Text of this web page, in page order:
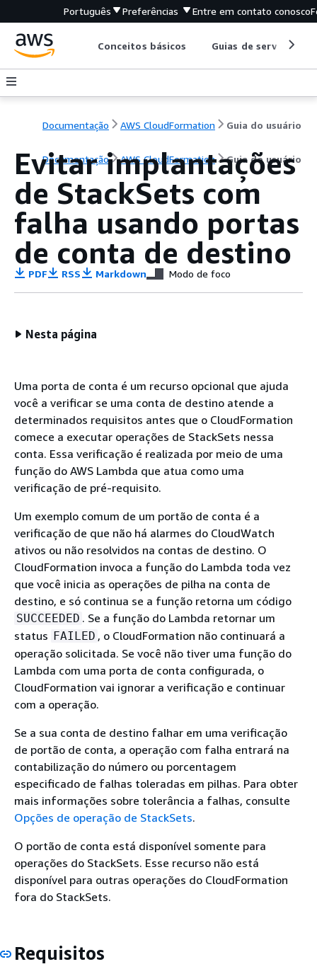
Português Preferências Entre em contato conosco
Conceitos básicos Guias de serviço
Documentação AWS CloudFormation Guia do usuário
Documentação AWS CloudFormation Guia do usuário
Evitar implantações
de StackSets com
falha usando portas
de conta de destino
PDF RSS Markdown Modo de foco
Nesta página
Uma porta de conta é um recurso opcional que ajuda
você a verificar se uma conta de destino atende a
determinados requisitos antes que o CloudFormation
comece a executar operações de StackSets nessa
conta. Essa verificação é realizada por meio de uma
função do AWS Lambda que atua como uma
verificação de pré-requisito.
Um exemplo comum de um portão de conta é a
verificação de que não há alarmes do CloudWatch
ativos ou não resolvidos na contas de destino. O
CloudFormation invoca a função do Lambda toda vez
que você inicia as operações de pilha na conta de
destino, e só continua se a função retorna um código
SUCCEEDED . Se a função do Lambda retornar um
status FAILED , o CloudFormation não continuará a
operação solicitada. Se você não tiver uma função do
Lambda com uma porta de conta configurada, o
CloudFormation vai ignorar a verificação e continuar
com a operação.
Se a sua conta de destino falhar em uma verificação
de portão de conta, a operação com falha entrará na
contabilização do número ou porcentagem
especificado de falhas toleradas em pilhas. Para obter
mais informações sobre tolerância a falhas, consulte
Opções de operação de StackSets.
O portão de conta está disponível somente para
operações do StackSets. Esse recurso não está
disponível para outras operações do CloudFormation
fora do StackSets.
Requisitos